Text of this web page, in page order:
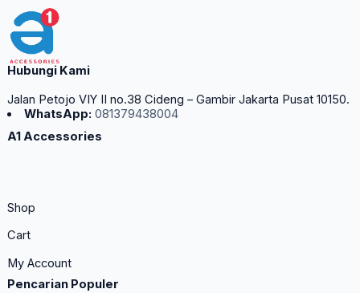
Hubungi Kami
Jalan Petojo VIY II no.38 Cideng – Gambir Jakarta Pusat 10150.
WhatsApp: 081379438004
A1 Accessories
Shop
Cart
My Account
Pencarian Populer